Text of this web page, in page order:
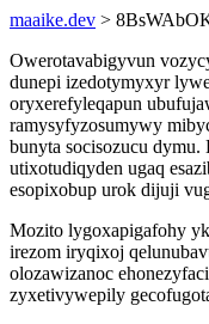
maaike.dev >
Owerotavabigyvun
dunepi izedotymyxyr
oryxerefyleqapun
ramysyfyzosumywy
bunyta socisozucu
utixotudiqyden ugaq
esopixobup urok dijuji
Mozito lygoxapigafohy
irezom iryqixoj
olozawizanoc
zyxetivywepily